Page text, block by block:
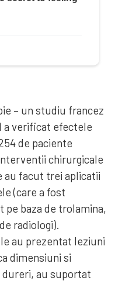
– un studiu francez
a verificat efectele
de paciente
chirurgicale
au facut trei aplicatii
(care a fost
baza de trolamina,
radiologi).
au prezentat leziuni
dimensiuni si
au suportat